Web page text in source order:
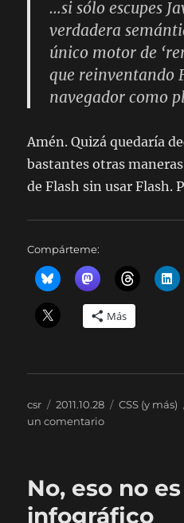
…si sólo escupes
verdadera
único motor de
que reinventando
navegador como
Amén. Quizá quedaría
bastantes otras
de Flash sin usar Flash.
Compárteme:
Más
Autor
csr
Publicado
el
2011.10.28 Categorías
CSS (y más)
un comentarioen
la
misma
piedra…
No, eso no
infográfico